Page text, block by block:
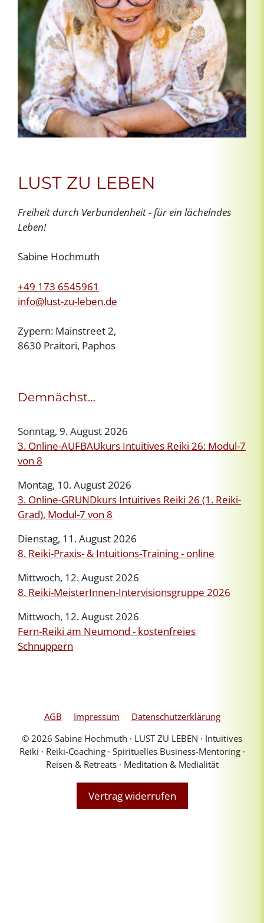
LUST ZU LEBEN
Freiheit durch Verbundenheit - für ein lächelndes
Leben!
Sabine Hochmuth
+49 173 6545961
info@lust-zu-leben.de
Zypern: Mainstreet 2,
8630 Praitori, Paphos
Demnächst…
Sonntag, 9. August 2026
3. Online-AUFBAUkurs Intuitives Reiki 26: Modul-7
von 8
Montag, 10. August 2026
3. Online-GRUNDkurs Intuitives Reiki 26 (1. Reiki-
Grad), Modul-7 von 8
Dienstag, 11. August 2026
8. Reiki-Praxis- & Intuitions-Training - online
Mittwoch, 12. August 2026
8. Reiki-MeisterInnen-Intervisionsgruppe 2026
Mittwoch, 12. August 2026
Fern-Reiki am Neumond - kostenfreies
Schnuppern
AGB Impressum
Datenschutzerklärung
© 2026 Sabine Hochmuth ∙ LUST ZU LEBEN ∙ Intuitives
Reiki ∙ Reiki-Coaching ∙ Spirituelles Business-Mentoring ∙
Reisen & Retreats ∙ Meditation & Medialität
Vertrag widerrufen